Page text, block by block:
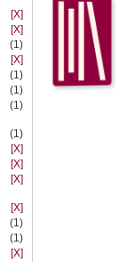
[X]
[X]
(1)
[X]
(1)
(1)
(1)
(1)
[X]
[X]
[X]
[X]
(1)
(1)
[X]